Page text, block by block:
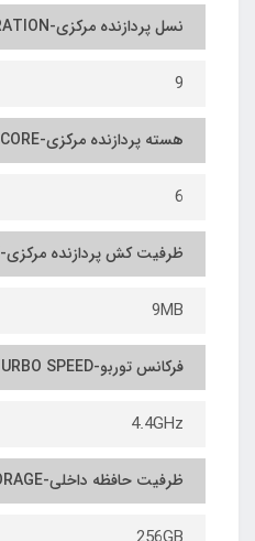
نسل پردازنده مرکزی-GENERATION
9
هسته پردازنده مرکزی-CORE
6
ظرفیت کش پردازنده مرکزی-CACHE
9MB
فرکانس توربو-TURBO SPEED
4.4GHz
ظرفیت حافظه داخلی-STORAGE